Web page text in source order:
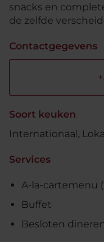
snacks en
de zelfde
Contactgegevens
Soort keuken
Internationaal,
Services
A-la-cartemenu
Buffet
Besloten dineren